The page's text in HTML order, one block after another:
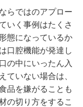
らではのアプロー
いく事例はたくさ
態になっているか
口腔機能が発達し
の中にいったん入
ていない場合は、
品を嫌がることも
の切り方をするこ